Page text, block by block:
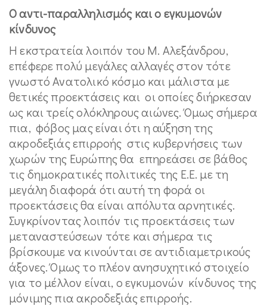
Ο αντι-παραλληλισμός και ο εγκυμονών
κίνδυνος
Η εκστρατεία λοιπόν του Μ. Αλεξάνδρου,
επέφερε πολύ μεγάλες αλλαγές στον τότε
γνωστό Ανατολικό κόσμο και μάλιστα με
θετικές προεκτάσεις και οι οποίες διήρκεσαν
ως και τρείς ολόκληρους αιώνες. Όμως σήμερα
πια, φόβος μας είναι ότι η αύξηση της
ακροδεξιάς επιρροής στις κυβερνήσεις των
χωρών της Ευρώπης θα επηρεάσει σε βάθος
τις δημοκρατικές πολιτικές της Ε.Ε. με τη
μεγάλη διαφορά ότι αυτή τη φορά οι
προεκτάσεις θα είναι απόλυτα αρνητικές.
Συγκρίνοντας λοιπόν τις προεκτάσεις των
μεταναστεύσεων τότε και σήμερα τις
βρίσκουμε να κινούνται σε αντιδιαμετρικούς
άξονες. Όμως το πλέον ανησυχητικό στοιχείο
για το μέλλον είναι, ο εγκυμονών κίνδυνος της
μόνιμης πια ακροδεξιάς επιρροής.